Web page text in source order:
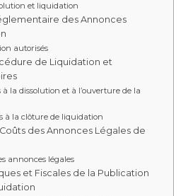
et liquidation
des Annonces
autorisés
de Liquidation et
la dissolution et à l’ouverture de la
à la clôture de liquidation
des Annonces Légales de
annonces légales
et Fiscales de la Publication